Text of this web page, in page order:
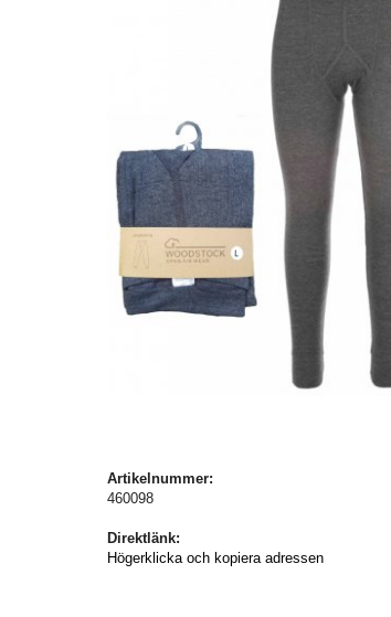
Artikelnummer:
460098
Direktlänk:
Högerklicka och kopiera adressen